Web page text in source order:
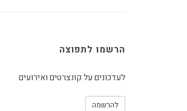
הרשמו לתפוצה
לעדכונים על קונצרטים ואירועים
להרשמה